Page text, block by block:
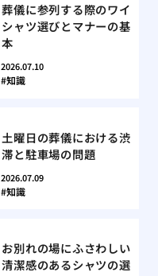
葬儀に参列する際のワイ
シャツ選びとマナーの基
本
2026.07.10
知識
土曜日の葬儀における渋
滞と駐車場の問題
2026.07.09
知識
お別れの場にふさわしい
清潔感のあるシャツの選